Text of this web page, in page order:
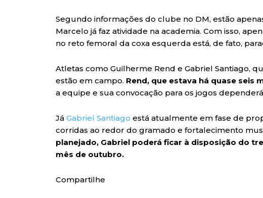
Segundo informações do clube no DM, estão
Marcelo já faz atividade na academia. Com isso,
no reto femoral da coxa esquerda está, de fato,
Atletas como Guilherme Rend e Gabriel Santiago,
estão em campo. Rend, que estava há quase seis
a equipe e sua convocação para os jogos
Já Gabriel Santiago está atualmente em fase de
corridas ao redor do gramado e fortalecimento
planejado, Gabriel poderá ficar à disposição do
mês de outubro.
Compartilhe